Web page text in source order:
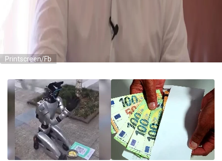
Printscreen/Fb